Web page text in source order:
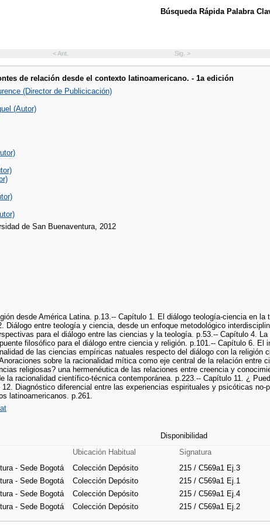
Búsqueda Rápida Palabra
< Ant. Sig. >
de relación desde el contexto latinoamericano. - 1a edición
(Director de Publicicación)
(Autor)
de San Buenaventura, 2012
desde América Latina. p.13.-- Capítulo 1. El diálogo teología-ciencia en
Diálogo entre teología y ciencia, desde un enfoque metodológico
para el diálogo entre las ciencias y la teología. p.53.-- Capítulo 4.
filosófico para el diálogo entre ciencia y religión. p.101.-- Capítulo 6. El
de las ciencias empíricas natuales respecto del diálogo con la religión
sobre la racionalidad mítica como eje central de la relación entre
religiosas? una hermenéutica de las relaciones entre creencia y
la racionalidad científico-técnica contemporánea. p.223.-- Capítulo 11. ¿
12. Diagnóstico diferencial entre las experiencias espirituales y psicóticas
latinoamericanos. p.261.
Disponibilidad
Ubicación Habitual Signatura
- Sede Bogotá Colección Depósito 215 / C569a1 Ej.3
- Sede Bogotá Colección Depósito 215 / C569a1 Ej.1
- Sede Bogotá Colección Depósito 215 / C569a1 Ej.4
- Sede Bogotá Colección Depósito 215 / C569a1 Ej.2